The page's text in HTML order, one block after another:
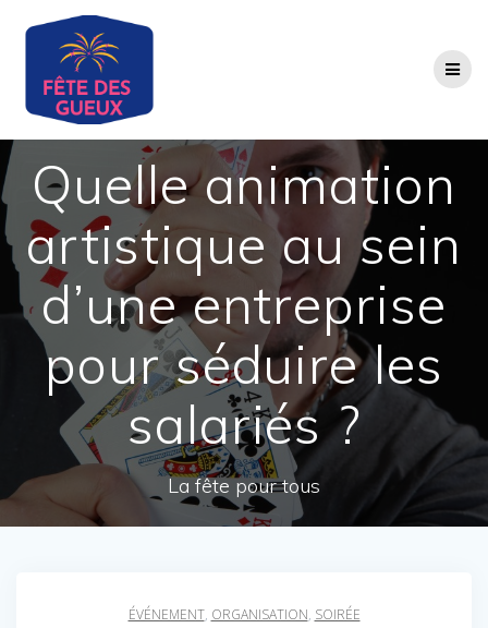
Quelle animation
artistique au sein
d’une entreprise
pour séduire les
salariés ?
La fête pour tous
ÉVÉNEMENT, ORGANISATION, SOIRÉE